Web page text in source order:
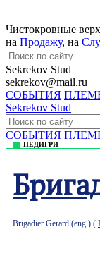
Чистокровные
на Продажу, на
Sekrekov Stud
sekrekov@mail.ru
СОБЫТИЯ
Sekrekov Stud
СОБЫТИЯ
ПЕДИГРИ
Brigadier Gerard (eng.) (